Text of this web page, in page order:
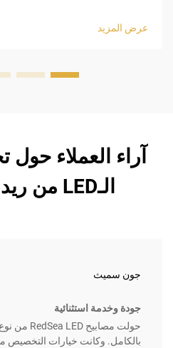
نقص...
عرض المزيد
آراء العملاء
الـLED من ريد سي 9006
جون سميث
جودة وخدمة استثنائية
بالكامل. وكانت خيارات التخصيص